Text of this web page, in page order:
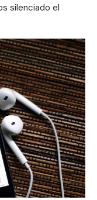
silenciado el